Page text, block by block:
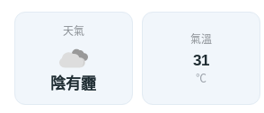
天氣
陰有霾
氣溫
31
℃